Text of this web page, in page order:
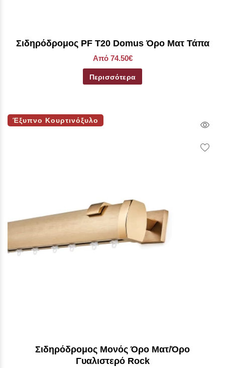
Σιδηρόδρομος PF Τ20 Domus Όρο Ματ Τάπα
Από 74.50€
Περισσότερα
Έξυπνο Κουρτινόξυλο
Σιδηρόδρομος Μονός Όρο Ματ/Όρο
Γυαλιστερό Rock